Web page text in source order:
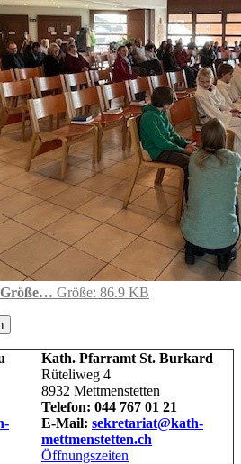
Größe… Größe: 86.9 KB
Kath. Pfarramt St. Burkard
Rüteliweg 4
8932 Mettmenstetten
Telefon: 044 767 01 21
E-Mail: sekretariat@kath-
mettmenstetten.ch
Öffnungszeiten